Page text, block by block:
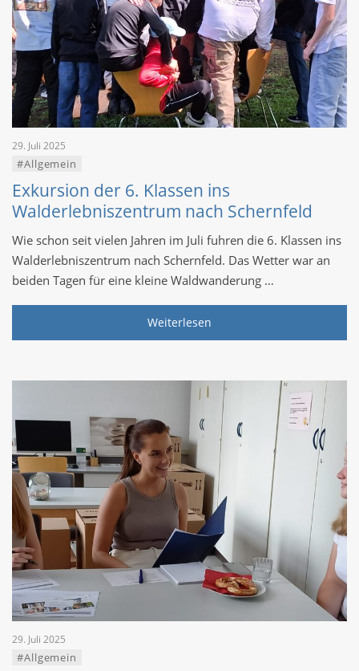
29. Juli 2025
#Allgemein
Exkursion der 6. Klassen ins
Walderlebniszentrum nach Schernfeld
Wie schon seit vielen Jahren im Juli fuhren die 6. Klassen ins
Walderlebniszentrum nach Schernfeld. Das Wetter war an
beiden Tagen für eine kleine Waldwanderung …
Weiterlesen
29. Juli 2025
#Allgemein